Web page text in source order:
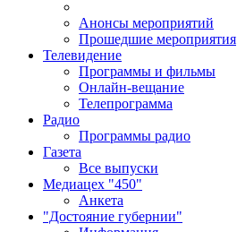
Анонсы мероприятий
Прошедшие мероприятия
Телевидение
Программы и фильмы
Онлайн-вещание
Телепрограмма
Радио
Программы радио
Газета
Все выпуски
Медиацех "450"
Анкета
"Достояние губернии"